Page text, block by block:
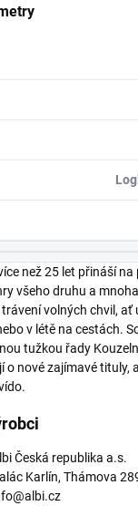
než 25 let přináší na
všeho druhu a
volných chvil, ať
v létě na cestách.
tužkou řady
o nové zajímavé tituly,
Česká republika a.s.
Karlín, Thámova